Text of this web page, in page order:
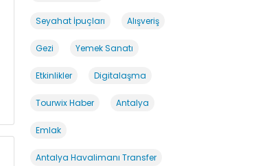
Seyahat İpuçları Alışveriş
Gezi Yemek Sanatı
Etkinlikler Digitalaşma
Tourwix Haber Antalya
Emlak
Antalya Havalimanı Transfer